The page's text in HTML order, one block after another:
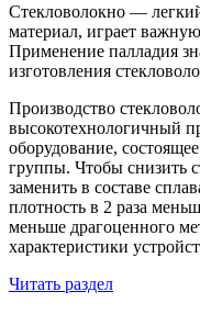
Стекловолокно —
материал, играет
Применение палладия
изготовления
Производство
высокотехнологичный
оборудование,
группы. Чтобы снизить
заменить в составе
плотность в 2 раза
меньше драгоценного
характеристики
Читать раздел